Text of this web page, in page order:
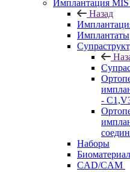
Имплантация MIS
Назад
Имплантаты
-
Наборы
CAD/CAM